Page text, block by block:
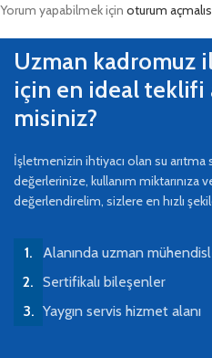
Yorum yapabilmek için oturum
Uzman kadromuz
için en ideal teklifi
misiniz?
İşletmenizin ihtiyacı olan su
değerlerinize, kullanım miktarınıza
değerlendirelim, sizlere en hızlı
Alanında uzman
Sertifikalı bileşenler
Yaygın servis hizmet alanı